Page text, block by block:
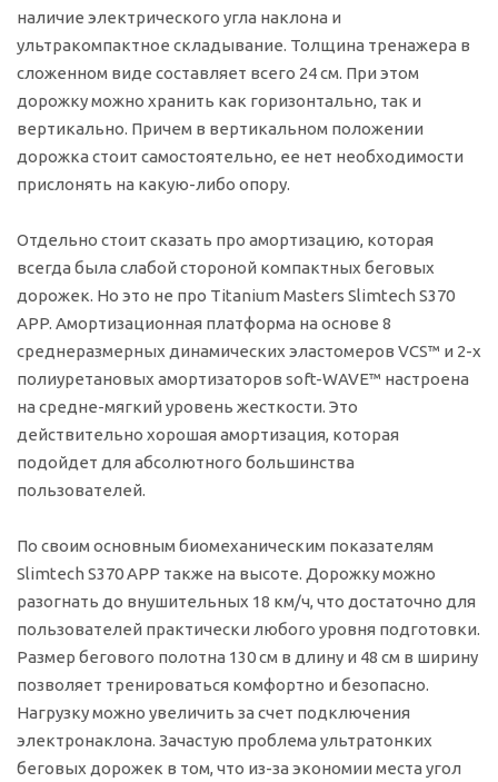
наличие электрического угла наклона и
ультракомпактное складывание. Толщина тренажера в
сложенном виде составляет всего 24 см. При этом
дорожку можно хранить как горизонтально, так и
вертикально. Причем в вертикальном положении
дорожка стоит самостоятельно, ее нет необходимости
прислонять на какую-либо опору.
Отдельно стоит сказать про амортизацию, которая
всегда была слабой стороной компактных беговых
дорожек. Но это не про Titanium Masters Slimtech S370
APP. Амортизационная платформа на основе 8
среднеразмерных динамических эластомеров VCS™ и 2-х
полиуретановых амортизаторов soft-WAVE™ настроена
на средне-мягкий уровень жесткости. Это
действительно хорошая амортизация, которая
подойдет для абсолютного большинства
пользователей.
По своим основным биомеханическим показателям
Slimtech S370 APP также на высоте. Дорожку можно
разогнать до внушительных 18 км/ч, что достаточно для
пользователей практически любого уровня подготовки.
Размер бегового полотна 130 см в длину и 48 см в ширину
позволяет тренироваться комфортно и безопасно.
Нагрузку можно увеличить за счет подключения
электронаклона. Зачастую проблема ультратонких
беговых дорожек в том, что из-за экономии места угол